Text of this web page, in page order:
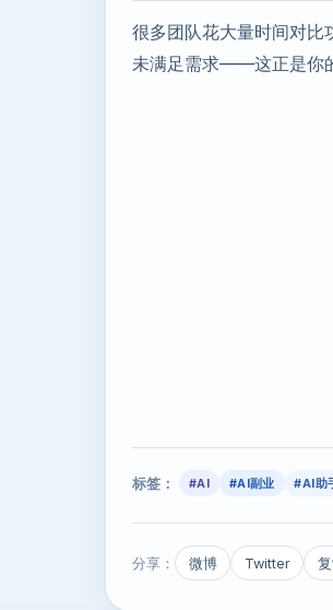
很多团队花大量时间对比
未满足需求——这正是你
标签： #AI #AI副业 #AI助
分享： 微博 Twitter